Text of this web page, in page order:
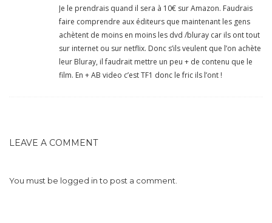
Je le prendrais quand il sera à 10€ sur Amazon. Faudrais
faire comprendre aux éditeurs que maintenant les gens
achètent de moins en moins les dvd /bluray car ils ont tout
sur internet ou sur netflix. Donc s’ils veulent que l’on achète
leur Bluray, il faudrait mettre un peu + de contenu que le
film. En + AB video c’est TF1 donc le fric ils l’ont !
LEAVE A COMMENT
You must be logged into post a comment.